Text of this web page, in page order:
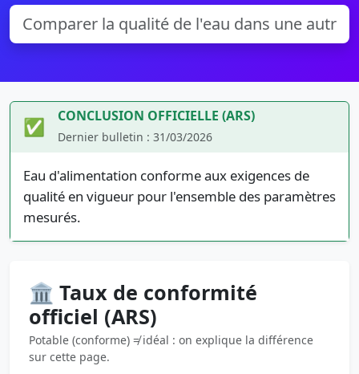
✅ CONCLUSION OFFICIELLE (ARS)
Dernier bulletin : 31/03/2026
Eau d'alimentation conforme aux exigences de
qualité en vigueur pour l'ensemble des paramètres
mesurés.
🏛️ Taux de conformité
officiel (ARS)
Potable (conforme) ≠ idéal : on explique la différence
sur cette page.